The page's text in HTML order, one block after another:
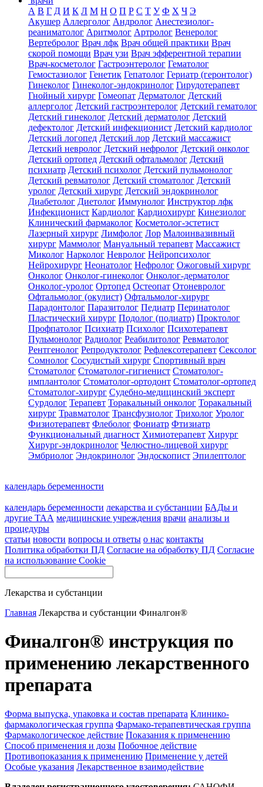
А В Г Д И К Л М Н О П Р С Т У Ф Х Ч Э
Акушер Аллерголог Андролог Анестезиолог-
реаниматолог Аритмолог Артролог Венеролог
Вертебролог Врач лфк Врач общей практики Врач
скорой помощи Врач узи Врач эфферентной терапии
Врач-косметолог Гастроэнтеролог Гематолог
Гемостазиолог Генетик Гепатолог Гериатр (геронтолог)
Гинеколог Гинеколог-эндокринолог Гирудотерапевт
Гнойный хирург Гомеопат Дерматолог Детский
аллерголог Детский гастроэнтеролог Детский гематолог
Детский гинеколог Детский дерматолог Детский
дефектолог Детский инфекционист Детский кардиолог
Детский логопед Детский лор Детский массажист
Детский невролог Детский нефролог Детский онколог
Детский ортопед Детский офтальмолог Детский
психиатр Детский психолог Детский пульмонолог
Детский ревматолог Детский стоматолог Детский
уролог Детский хирург Детский эндокринолог
Диабетолог Диетолог Иммунолог Инструктор лфк
Инфекционист Кардиолог Кардиохирург Кинезиолог
Клинический фармаколог Косметолог-эстетист
Лазерный хирург Лимфолог Лор Малоинвазивный
хирург Маммолог Мануальный терапевт Массажист
Миколог Нарколог Невролог Нейропсихолог
Нейрохирург Неонатолог Нефролог Ожоговый хирург
Онколог Онколог-гинеколог Онколог-дерматолог
Онколог-уролог Ортопед Остеопат Отоневролог
Офтальмолог (окулист) Офтальмолог-хирург
Парадонтолог Паразитолог Педиатр Перинатолог
Пластический хирург Подолог (подиатр) Проктолог
Профпатолог Психиатр Психолог Психотерапевт
Пульмонолог Радиолог Реабилитолог Ревматолог
Рентгенолог Репродуктолог Рефлексотерапевт Сексолог
Сомнолог Сосудистый хирург Спортивный врач
Стоматолог Стоматолог-гигиенист Стоматолог-
имплантолог Стоматолог-ортодонт Стоматолог-ортопед
Стоматолог-хирург Судебно-медицинский эксперт
Сурдолог Терапевт Торакальный онколог Торакальный
хирург Травматолог Трансфузиолог Трихолог Уролог
Физиотерапевт Флеболог Фониатр Фтизиатр
Функциональный диагност Химиотерапевт Хирург
Хирург-эндокринолог Челюстно-лицевой хирург
Эмбриолог Эндокринолог Эндоскопист Эпилептолог
календарь беременности
календарь беременности лекарства и субстанции БАДы и
другие ТАА медицинские учреждения врачи анализы и
процедуры
статьи новости вопросы и ответы о нас контакты
Политика обработки ПД Согласие на обработку ПД Согласие
на использование Cookie
Лекарства и субстанции
Главная Лекарства и субстанции Финалгон®
Финалгон® инструкция по
применению лекарственного
препарата
Форма выпуска, упаковка и состав препарата Клинико-
фармакологическая группа Фармако-терапевтическая группа
Фармакологическое действие Показания к применению
Способ применения и дозы Побочное действие
Противопоказания к применению Применение у детей
Особые указания Лекарственное взаимодействие